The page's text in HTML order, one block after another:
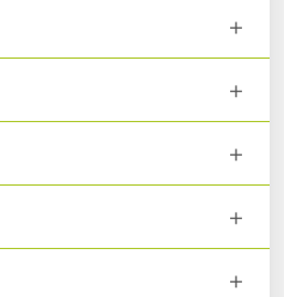
+
+
+
+
+